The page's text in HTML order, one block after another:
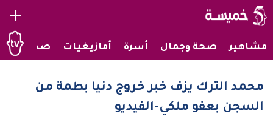
+
مشاهير صحة وجمال أسرة أمازيغيات صحراويات
محمد الترك يزف خبر خروج دنيا بطمة من
السجن بعفو ملكي-الفيديو